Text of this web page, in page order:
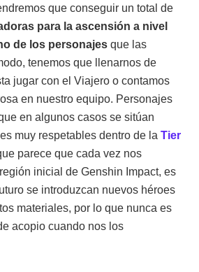
que conseguir un total de
para la ascensión a nivel
de los personajes que las
tenemos que llenarnos de
jugar con el Viajero o contamos
en nuestro equipo. Personajes
en algunos casos se sitúan
muy respetables dentro de la Tier
parece que cada vez nos
inicial de Genshin Impact, es
se introduzcan nuevos héroes
materiales, por lo que nunca es
acopio cuando nos los